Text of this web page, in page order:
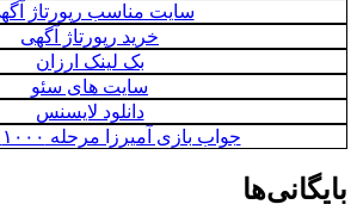
سایت مناسب رپورتاژ
خرید رپورتاژ آگهی
بک لینک ارزان
سایت های سئو
دانلود لایسنس
جواب بازی آمیرزا مرحله ۱۰۰۰ تا ۱۰۹۹
بایگانی‌ها